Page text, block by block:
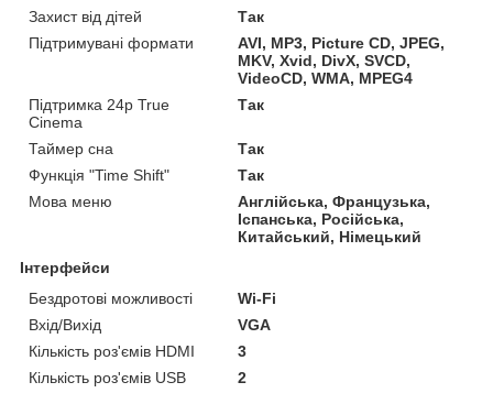
Захист від дітей
Так
Підтримувані формати
AVI, MP3, Picture CD, JPEG,
MKV, Xvid, DivX, SVCD,
VideoCD, WMA, MPEG4
Підтримка 24p True
Cinema
Так
Таймер сна
Так
Функція "Time Shift"
Так
Мова меню
Англійська, Французька,
Іспанська, Російська,
Китайський, Німецький
Інтерфейси
Бездротові можливості
Wi-Fi
Вхід/Вихід
VGA
Кількість роз'ємів HDMI
3
Кількість роз'ємів USB
2